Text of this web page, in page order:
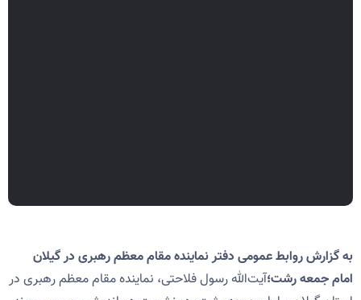
به گزارش روابط عمومی دفتر نماینده مقام معظم رهبری در گیلان
امام جمعه رشت؛آیت‌الله رسول فلاحتی، نماینده مقام معظم رهبری در